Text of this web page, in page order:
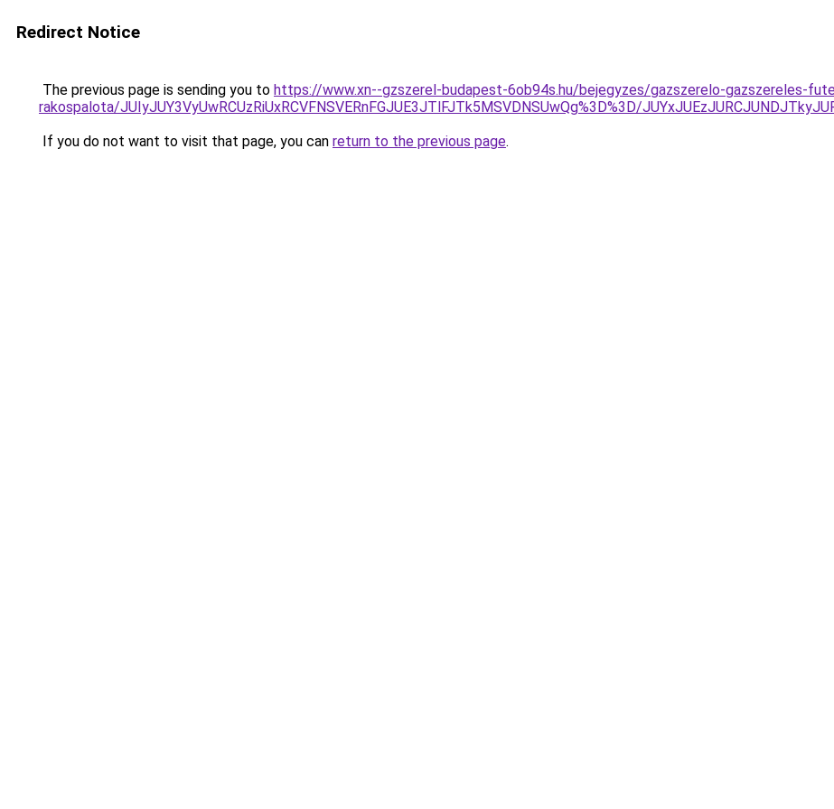
Redirect Notice
The previous page is sending you to https://www.xn--gzszerel-budapest-6ob94s.hu/bejegyzes/gazszerelo-gazszereles-
rakospalota/JUIyJUY3VyUwRCUzRiUxRCVFNSVERnFGJUE3JTlFJTk5MSVDNSUwQg%3D%3D/
If you do not want to visit that page, you can return to the previous page.